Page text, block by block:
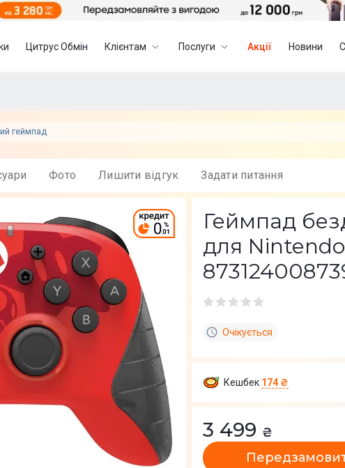
Цитрус Обмін Клієнтам Послуги Акції Новини
геймпад
Фото Лишити вiдгук Задати питання
Геймпад
для
Очікується
Кешбек 174 ₴
3 499 ₴